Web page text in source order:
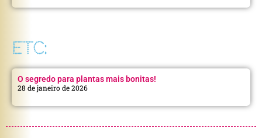
ETC:
O segredo para plantas mais bonitas!
28 de janeiro de 2026